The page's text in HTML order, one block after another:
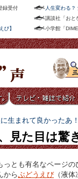
録受付
び】
人生変わる？
講談社「おと
小学館「
生まれて良かったあ！
見た目は驚
っとも有名なページの
からぶどうえび （液